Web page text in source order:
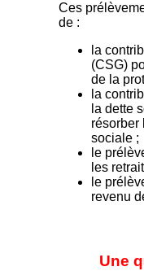
Ces
de :
la
(CSG)
de la
la
la dette
résorber
sociale ;
le
les
le
revenu
Une